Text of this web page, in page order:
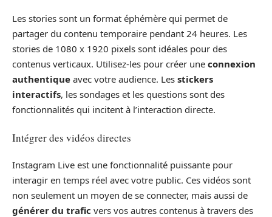
Les stories sont un format éphémère qui permet de
partager du contenu temporaire pendant 24 heures. Les
stories de 1080 x 1920 pixels sont idéales pour des
contenus verticaux. Utilisez-les pour créer une connexion
authentique avec votre audience. Les stickers
interactifs, les sondages et les questions sont des
fonctionnalités qui incitent à l’interaction directe.
Intégrer des vidéos directes
Instagram Live est une fonctionnalité puissante pour
interagir en temps réel avec votre public. Ces vidéos sont
non seulement un moyen de se connecter, mais aussi de
générer du trafic vers vos autres contenus à travers des